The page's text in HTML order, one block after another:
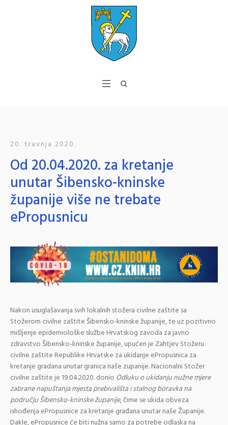
20. travnja 2020.
Od 20.04.2020. za kretanje
unutar Šibensko-kninske
županije više ne trebate
ePropusnicu
Nakon usuglašavanja svih lokalnih stožera civilne zaštite sa
Stožerom civilne zaštite Šibensko-kninske županije, te uz pozitivno
mišljenje epidemiološke službe Hrvatskog zavoda za javno
zdravstvo Šibensko-kninske županije, upućen je Zahtjev Stožeru
civilne zaštite Republike Hrvatske za ukidanje ePropusnica za
kretanje gradana unutar granica naše zupanije. Nacionalni Stožer
civilne zaštite je 19.04.2020. donio Odluku o ukidanju nužne mjere
zabrane napuštanja mjesta prebivališta i stalnog boravka na
području Šibensko-kninske županije, čime se ukida obveza
ishođenja ePropusnice za kretanje građana unutar naše Županije.